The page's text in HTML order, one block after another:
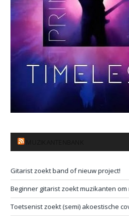
Gitarist zoekt band of nieuw project!
Beginner gitarist zoekt muzikanten om
Toetsenist zoekt (semi) akoestische